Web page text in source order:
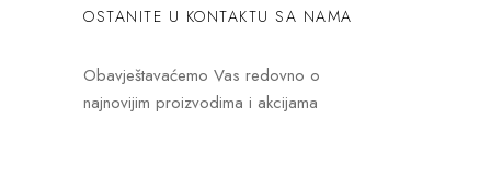
OSTANITE U KONTAKTU SA NAMA
Obavještavaćemo Vas redovno o
najnovijim proizvodima i akcijama